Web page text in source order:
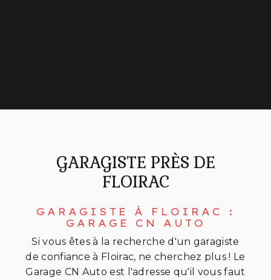
GARAGISTE PRÈS DE
FLOIRAC
GARAGISTE À FLOIRAC :
GARAGE CN AUTO
Si vous êtes à la recherche d'un garagiste
de confiance à Floirac, ne cherchez plus ! Le
Garage CN Auto est l'adresse qu'il vous faut